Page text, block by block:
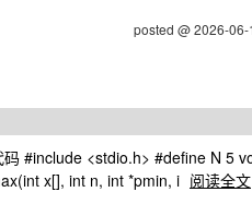
posted @ 2026-
#include <stdio.h> #define N 5
x[], int n, int *pmin, i 阅读全文